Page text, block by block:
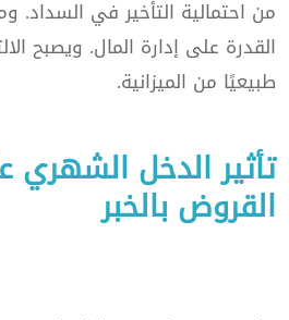
من احتمالية التأخير في السداد.
القدرة على إدارة المال. ويصبح
طبيعيًا من الميزانية.
تأثير الدخل
القروض بالخبر